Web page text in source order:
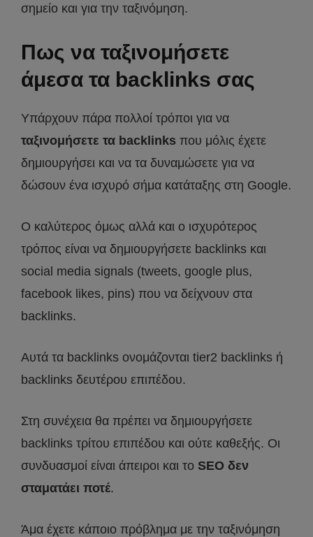
σημείο και για την ταξινόμηση.
Πως να ταξινομήσετε
άμεσα τα backlinks σας
Υπάρχουν πάρα πολλοί τρόποι για να
ταξινομήσετε τα backlinks που μόλις έχετε
δημιουργήσει και να τα δυναμώσετε για να
δώσουν ένα ισχυρό σήμα κατάταξης στη Google.
Ο καλύτερος όμως αλλά και ο ισχυρότερος
τρόπος είναι να δημιουργήσετε backlinks και
social media signals (tweets, google plus,
facebook likes, pins) που να δείχνουν στα
backlinks.
Αυτά τα backlinks ονομάζονται tier2 backlinks ή
backlinks δευτέρου επιπέδου.
Στη συνέχεια θα πρέπει να δημιουργήσετε
backlinks τρίτου επιπέδου και ούτε καθεξής. Οι
συνδυασμοί είναι άπειροι και το SEO δεν
σταματάει ποτέ.
Άμα έχετε κάποιο πρόβλημα με την ταξινόμηση